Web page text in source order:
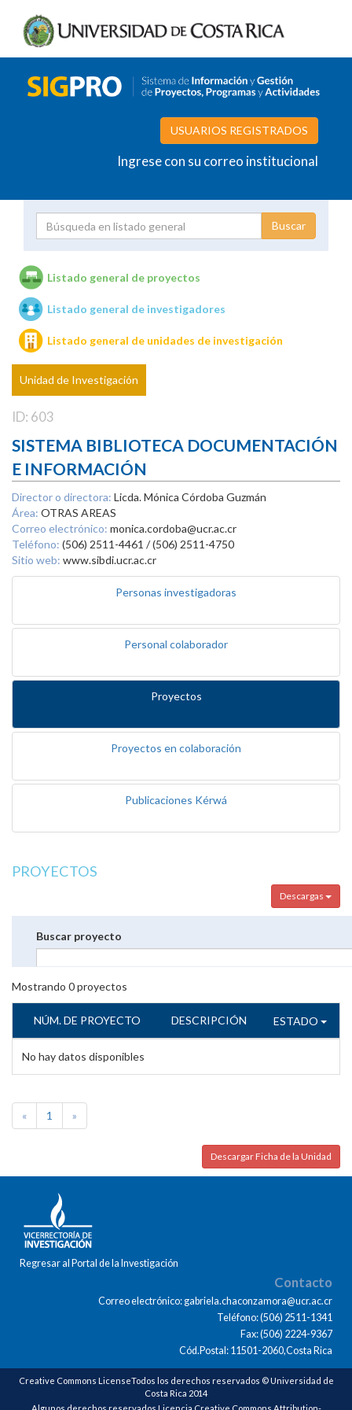
USUARIOS REGISTRADOS
Ingrese con su correo institucional
Unidades de investigación
Listado general de proyectos
Listado general de investigadores
Listado general de unidades de investigación
Unidad de Investigación
ID: 603
SISTEMA BIBLIOTECA DOCUMENTACIÓN
E INFORMACIÓN
Director o directora: Licda. Mónica Córdoba Guzmán
Área: OTRAS AREAS
Correo electrónico: monica.cordoba@ucr.ac.cr
Teléfono: (506) 2511-4461 / (506) 2511-4750
Sitio web: www.sibdi.ucr.ac.cr
Personas investigadoras
Personal colaborador
Proyectos
Proyectos en colaboración
Publicaciones Kérwá
PROYECTOS
Descargas
Buscar proyecto
Mostrando 0proyectos
NÚM. DE PROYECTO DESCRIPCIÓN ESTADO
No hay datos disponibles
« 1 »
Descargar Ficha de la Unidad
Regresar al Portal de la Investigación
Contacto
Correo electrónico: gabriela.chaconzamora@ucr.ac.cr
Teléfono: (506) 2511-1341
Fax: (506) 2224-9367
Cód.Postal: 11501-2060,Costa Rica
Creative Commons LicenseTodos los derechos reservados © Universidad de
Costa Rica 2014